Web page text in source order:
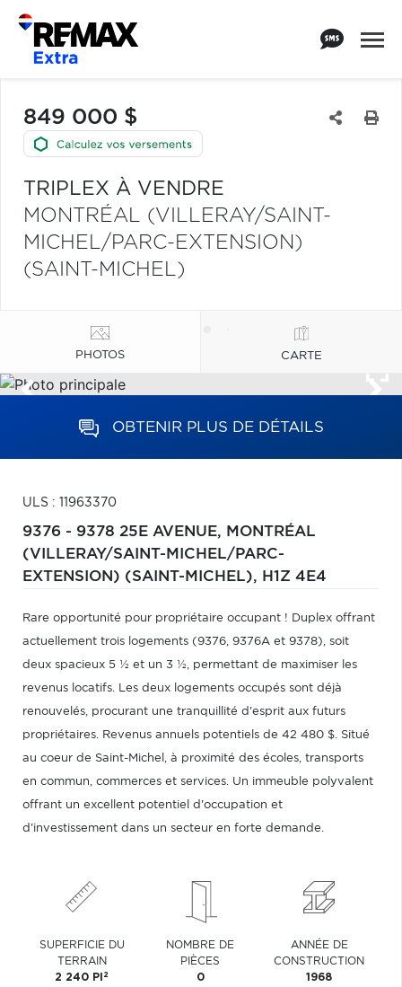
849 000 $
TRIPLEX À VENDRE
MONTRÉAL (VILLERAY/SAINT-
MICHEL/PARC-EXTENSION)
(SAINT-MICHEL)
PHOTOS CARTE
OBTENIR PLUS DE DÉTAILS
ULS : 11963370
9376 - 9378 25E AVENUE, MONTRÉAL
(VILLERAY/SAINT-MICHEL/PARC-
EXTENSION) (SAINT-MICHEL), H1Z 4E4
Rare opportunité pour propriétaire occupant ! Duplex offrant
actuellement trois logements (9376, 9376A et 9378), soit
deux spacieux 5 ½ et un 3 ½, permettant de maximiser les
revenus locatifs. Les deux logements occupés sont déjà
renouvelés, procurant une tranquillité d'esprit aux futurs
propriétaires. Revenus annuels potentiels de 42 480 $. Situé
au coeur de Saint-Michel, à proximité des écoles, transports
en commun, commerces et services. Un immeuble polyvalent
offrant un excellent potentiel d'occupation et
d'investissement dans un secteur en forte demande.
SUPERFICIE DU
TERRAIN
2 240 PI 2
NOMBRE DE
PIÈCES
0
ANNÉE DE
CONSTRUCTION
1968